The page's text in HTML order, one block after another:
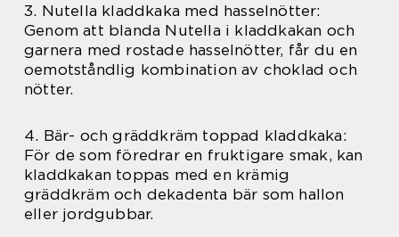
3. Nutella kladdkaka med hasselnötter:
Genom att blanda Nutella i kladdkakan och
garnera med rostade hasselnötter, får du en
oemotståndlig kombination av choklad och
nötter.
4. Bär- och gräddkräm toppad kladdkaka:
För de som föredrar en fruktigare smak, kan
kladdkakan toppas med en krämig
gräddkräm och dekadenta bär som hallon
eller jordgubbar.